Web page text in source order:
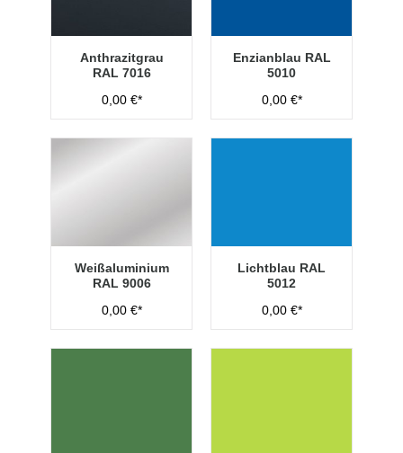
Anthrazitgrau
RAL 7016
0,00 €*
Enzianblau RAL
5010
0,00 €*
Weißaluminium
RAL 9006
0,00 €*
Lichtblau RAL
5012
0,00 €*